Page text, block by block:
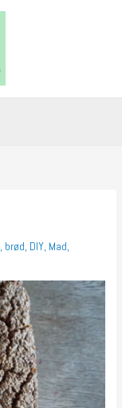
, brød, DIY, Mad,